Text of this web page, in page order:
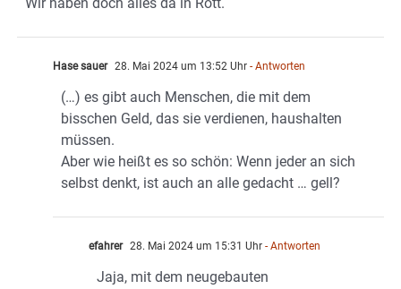
Hase sauer 28. Mai 2024 um 13:52 Uhr - Antworten
(…) es gibt auch Menschen, die mit dem
bisschen Geld, das sie verdienen, haushalten
müssen.
Aber wie heißt es so schön: Wenn jeder an sich
selbst denkt, ist auch an alle gedacht … gell?
efahrer 28. Mai 2024 um 15:31 Uhr - Antworten
Jaja, mit dem neugebauten